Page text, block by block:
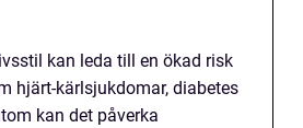
kan leda till en ökad risk
hjärt-kärlsjukdomar, diabetes
kan det påverka